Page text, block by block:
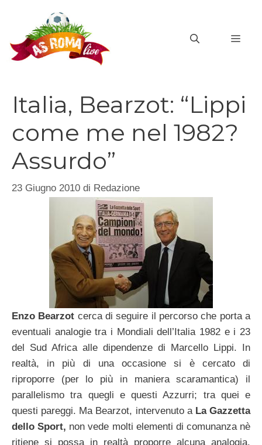
contenuto
Italia, Bearzot: “Lippi
come me nel 1982?
Assurdo”
23 Giugno 2010 di Redazione
Enzo Bearzot cerca di seguire il percorso che porta a
eventuali analogie tra i Mondiali dell’Italia 1982 e i 23
del Sud Africa alle dipendenze di Marcello Lippi. In
realtà, in più di una occasione si è cercato di
riproporre (per lo più in maniera scaramantica) il
parallelismo tra quegli e questi Azzurri; tra quei e
questi pareggi. Ma Bearzot, intervenuto a La Gazzetta
dello Sport, non vede molti elementi di comunanza nè
ritiene si possa in realtà proporre alcuna analogia.